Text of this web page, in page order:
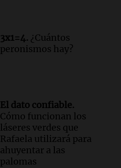
3x1=4. ¿Cuántos
peronismos hay?
El dato confiable.
Cómo funcionan los
láseres verdes que
Rafaela utilizará para
ahuyentar a las
palomas